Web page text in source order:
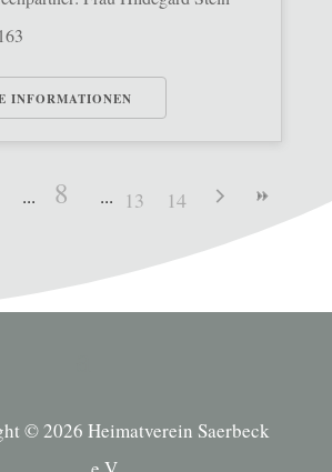
INFORMATIONEN
8 13 14
© 2026 Heimatverein Saerbeck